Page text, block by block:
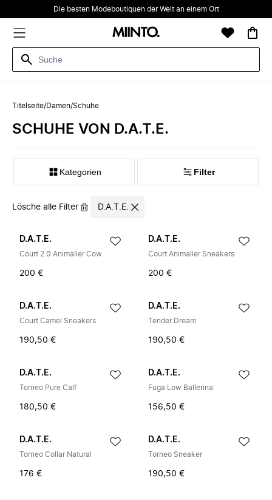
Die besten Modeboutiquen der Welt an einem Ort
Titelseite/Damen/Schuhe
SCHUHE VON D.A.T.E.
Kategorien Filter
Lösche alle Filter D.A.T.E.
D.A.T.E.
Court 2.0 Animalier Cow
200 €
D.A.T.E.
Court Animalier Sneakers
200 €
D.A.T.E.
Court Camel Sneakers
190,50 €
D.A.T.E.
Tender Dream
190,50 €
D.A.T.E.
Torneo Pure Calf
180,50 €
D.A.T.E.
Fuga Low Ballerina
156,50 €
D.A.T.E.
Torneo Collar Natural
176 €
D.A.T.E.
Torneo Sneaker
190,50 €